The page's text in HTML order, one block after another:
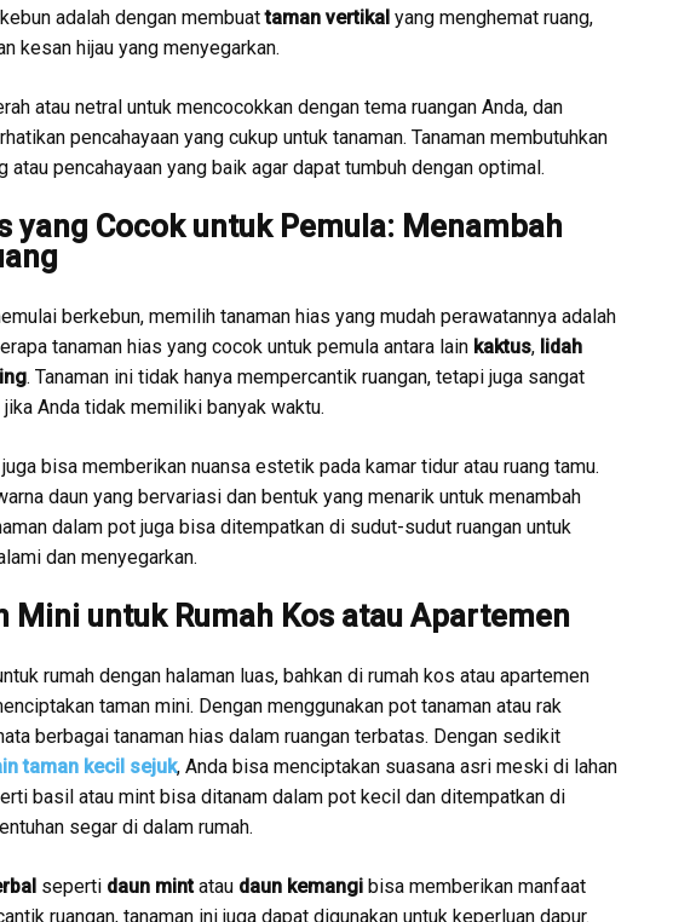
adalah dengan membuattaman vertikal yang menghemat ruang,
kesan hijau yang menyegarkan.
atau netral untuk mencocokkan dengan tema ruangan Anda, dan
pencahayaan yang cukup untuk tanaman. Tanaman membutuhkan
atau pencahayaan yang baik agar dapat tumbuh dengan optimal.
yang Cocok untuk Pemula: Menambah
berkebun, memilih tanaman hias yang mudah perawatannya adalah
tanaman hias yang cocok untuk pemula antara lain kaktus, lidah
. Tanaman ini tidak hanya mempercantik ruangan, tetapi juga sangat
Anda tidak memiliki banyak waktu.
bisa memberikan nuansa estetik pada kamar tidur atau ruang tamu.
daun yang bervariasi dan bentuk yang menarik untuk menambah
dalam pot juga bisa ditempatkan di sudut-sudut ruangan untuk
dan menyegarkan.
Mini untuk Rumah Kos atau Apartemen
rumah dengan halaman luas, bahkan di rumah kos atau apartemen
taman mini. Dengan menggunakan pot tanaman atau rak
berbagai tanaman hias dalam ruangan terbatas. Dengan sedikit
taman kecil sejuk, Anda bisa menciptakan suasana asri meski di lahan
basil atau mint bisa ditanam dalam pot kecil dan ditempatkan di
segar di dalam rumah.
seperti daun mintatau daun kemangi bisa memberikan manfaat
ruangan, tanaman ini juga dapat digunakan untuk keperluan dapur.